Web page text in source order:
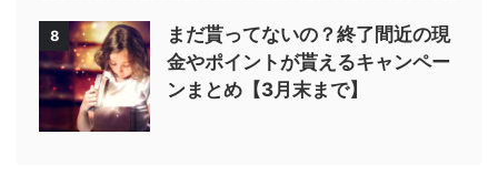
8
まだ貰ってないの？終了間近の現
金やポイントが貰えるキャンペー
ンまとめ【3月末まで】